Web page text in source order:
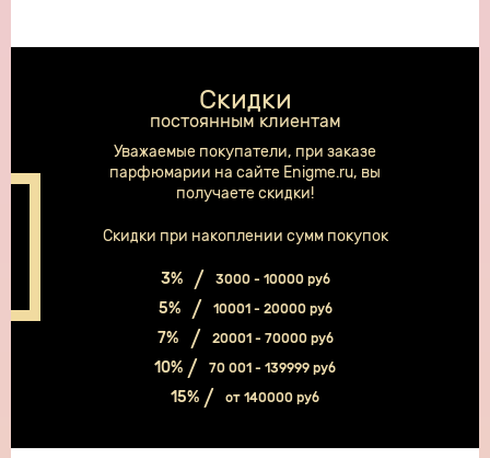
Скидки
постоянным клиентам
Уважаемые покупатели, при заказе
парфюмарии на сайте Enigme.ru, вы
получаете скидки!
Скидки при накоплении сумм покупок
3% 3000 - 10000 руб
5% 10001 - 20000 руб
7% 20001 - 70000 руб
10% 70 001 - 139999 руб
15% от 140000 руб